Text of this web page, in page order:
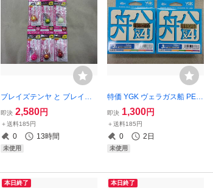
ブレイズテンヤ と ブレイズ
テンヤK タイプR 20号 6個セ
ット タイプラウンド クロス
ファクター マダイ 真鯛 ひと
つテンヤ オモリ付き釣り針
即決 2,580円
＋送料185円
0 13時間
未使用
特価 YGK ヴェラガス船 PE X
4 3号 150m 2本セットでのお
値段です 40LB 18kg 4本
編み 日本製 船以外の釣りに
も
即決 1,300円
＋送料185円
0 2日
未使用
本日終了 本日終了